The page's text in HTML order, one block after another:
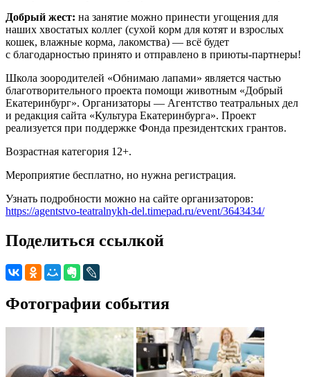
Добрый жест: на занятие можно принести угощения для
наших хвостатых коллег (сухой корм для котят и взрослых
кошек, влажные корма, лакомства) — всё будет
с благодарностью принято и отправлено в приюты-партнеры!
Школа зоородителей «Обнимаю лапами» является частью
благотворительного проекта помощи животным «Добрый
Екатеринбург». Организаторы — Агентство театральных дел
и редакция сайта «Культура Екатеринбурга». Проект
реализуется при поддержке Фонда президентских грантов.
Возрастная категория 12+.
Мероприятие бесплатно, но нужна регистрация.
Узнать подробности можно на сайте организаторов:
https://agentstvo-teatralnykh-del.timepad.ru/event/3643434/
Поделиться ссылкой
Фотографии события